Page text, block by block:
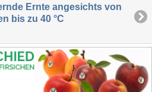
Ernte angesichts von
bis zu 40 °C